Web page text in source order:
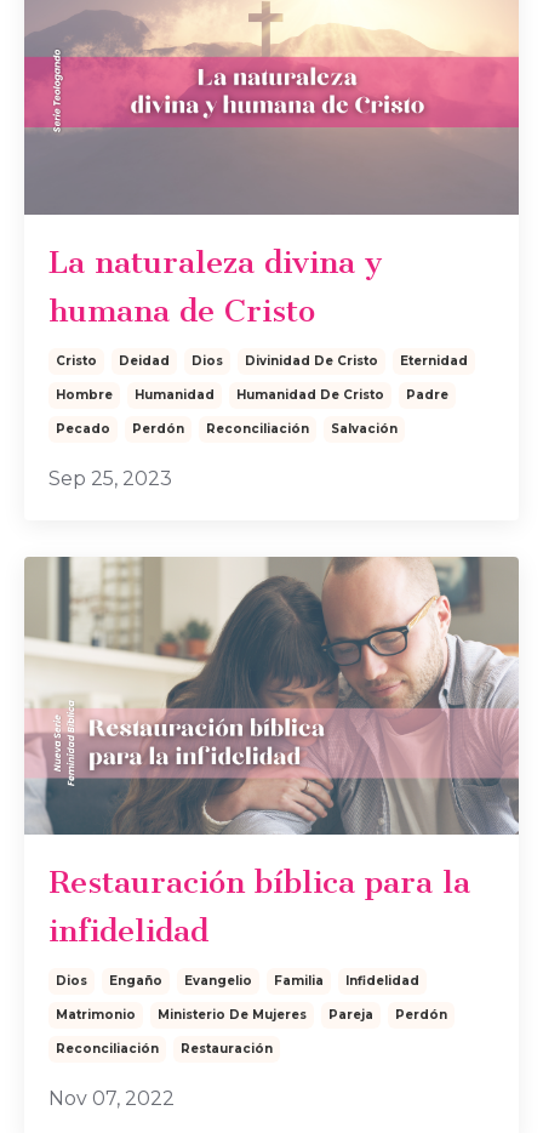
La naturaleza divina y
humana de Cristo
Cristo Deidad Dios Divinidad De Cristo Eternidad
Hombre Humanidad Humanidad De Cristo Padre
Pecado Perdón Reconciliación Salvación
Sep 25, 2023
Restauración bíblica para la
infidelidad
Dios Engaño Evangelio Familia Infidelidad
Matrimonio Ministerio De Mujeres Pareja Perdón
Reconciliación Restauración
Nov 07, 2022